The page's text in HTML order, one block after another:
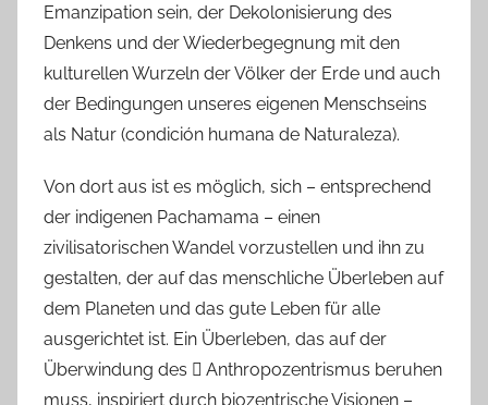
Emanzipation sein, der Dekolonisierung des
Denkens und der Wiederbegegnung mit den
kulturellen Wurzeln der Völker der Erde und auch
der Bedingungen unseres eigenen Menschseins
als Natur (condición humana de Naturaleza).
Von dort aus ist es möglich, sich – entsprechend
der indigenen Pachamama – einen
zivilisatorischen Wandel vorzustellen und ihn zu
gestalten, der auf das menschliche Überleben auf
dem Planeten und das gute Leben für alle
ausgerichtet ist. Ein Überleben, das auf der
Überwindung des  Anthropozentrismus beruhen
muss, inspiriert durch biozentrische Visionen –